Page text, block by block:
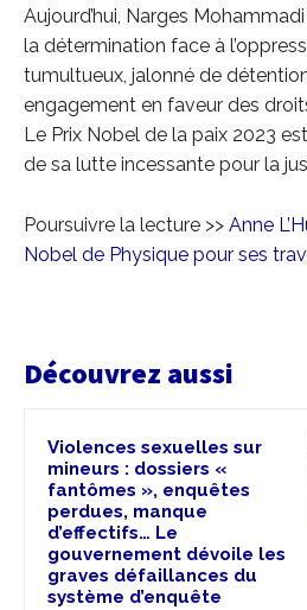
Aujourd’hui, Narges
la détermination face à
tumultueux, jalonné de
engagement en faveur des
Le Prix Nobel de la paix 2023
de sa lutte incessante pour la
Poursuivre la lecture >> Anne
Nobel de Physique pour ses
Découvrez aussi
Violences sexuelles sur
mineurs : dossiers «
fantômes », enquêtes
perdues, manque
d’effectifs… Le
gouvernement dévoile les
graves défaillances du
système d’enquête